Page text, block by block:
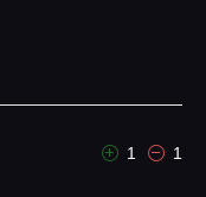
1 1